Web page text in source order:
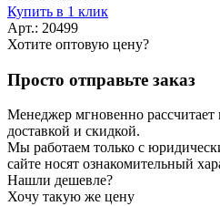
Купить в 1 клик
Арт.: 20499
Хотите оптовую цену?
Просто отправьте заказ
Менеджер мгновенно
доставкой и скидкой.
Мы работаем только с
сайте носят ознакомительный
Нашли дешевле?
Хочу такую же цену